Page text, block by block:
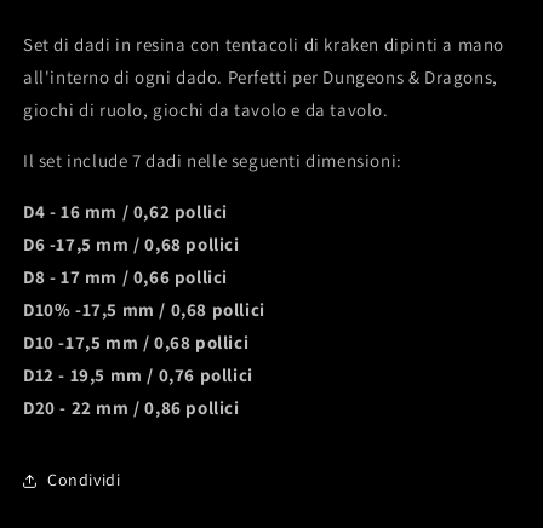
tentacolo
color
oro
e
in
bronzo
dorato
tentacolo
color
oro
e
in
bronzo
dorato
Set di dadi in resina con tentacoli di kraken dipinti a mano
all'interno di ogni dado. Perfetti per Dungeons & Dragons,
giochi di ruolo, giochi da tavolo e da tavolo.
Il set include 7 dadi nelle seguenti dimensioni:
D4 - 16 mm / 0,62 pollici
D6 -17,5 mm / 0,68 pollici
D8 - 17 mm / 0,66 pollici
D10% -17,5 mm / 0,68 pollici
D10 -17,5 mm / 0,68 pollici
D12 - 19,5 mm / 0,76 pollici
D20 - 22 mm / 0,86 pollici
Condividi